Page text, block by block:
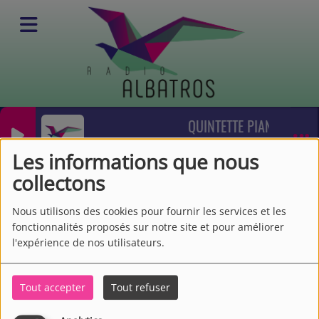
Les informations que nous
collectons
Nous utilisons des cookies pour fournir les services et les
fonctionnalités proposés sur notre site et pour améliorer
l'expérience de nos utilisateurs.
Tout accepter Tout refuser
QUINTETTE PIANO &
Jean SIBELIUS / QUATUOR
Equipes Animateurs Josette Payen
Josette Payen